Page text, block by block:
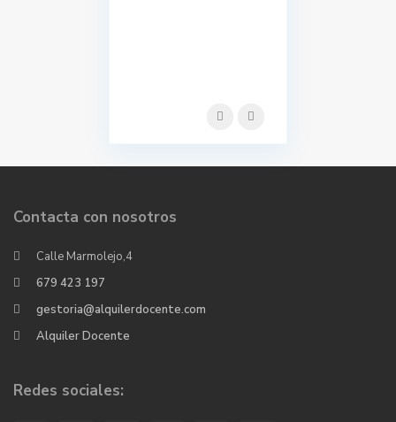
Contacta con nosotros
Calle Marmolejo,4
679 423 197
gestoria@alquilerdocente.com
Alquiler Docente
Redes sociales: